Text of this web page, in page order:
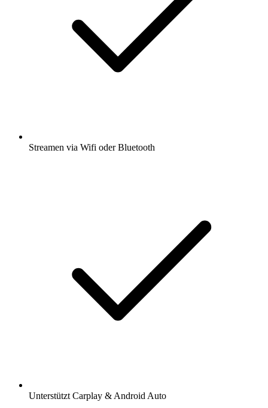
Streamen via Wifi oder Bluetooth
Unterstützt Carplay & Android Auto